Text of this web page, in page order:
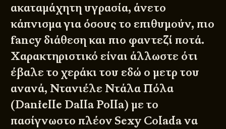
ακαταμάχητη υγρασία, άνετο
κάπνισμα για όσους το επιθυμούν, πιο
fancy διάθεση και πιο φαντεζί ποτά.
Χαρακτηριστικό είναι άλλωστε ότι
έβαλε το χεράκι του εδώ ο μετρ του
ανανά, Ντανιέλε Ντάλα Πόλα
(Danielle Dalla Polla) με τo
πασίγνωστo πλέον Sexy Colada να